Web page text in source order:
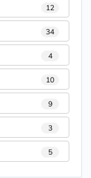
12
34
4
10
9
3
5